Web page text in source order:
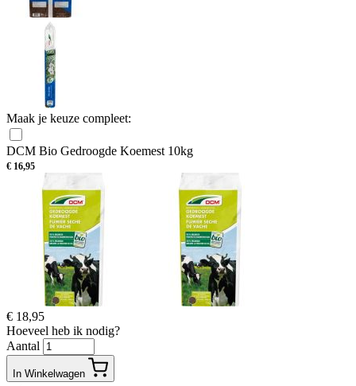
Maak je keuze compleet:
DCM Bio Gedroogde Koemest 10kg
€ 16,95
€ 18,95
Hoeveel heb ik nodig?
Aantal
In Winkelwagen